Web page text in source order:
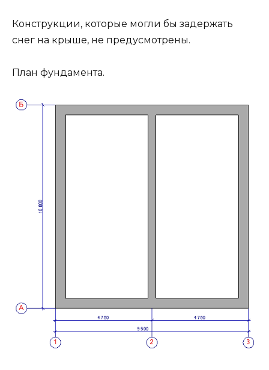
Конструкции, которые могли бы задержать
снег на крыше, не предусмотрены.
План фундамента.